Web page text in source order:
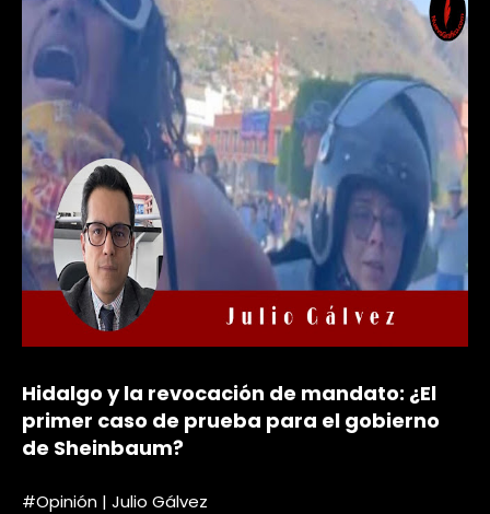
Hidalgo y la revocación de mandato: ¿El
primer caso de prueba para el gobierno
de Sheinbaum?
#Opinión | Julio Gálvez